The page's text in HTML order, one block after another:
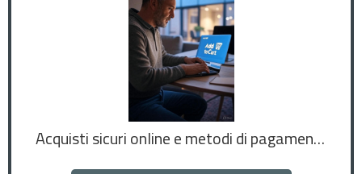
Acquisti sicuri online e metodi di pagamento